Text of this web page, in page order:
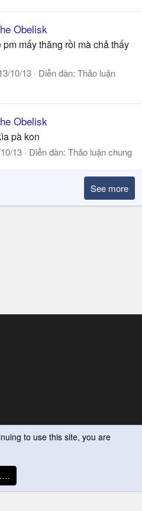
Obelisk
mấy thăng rồi mà chả thấy
10/13 Diễn đàn: Thảo luận
Obelisk
pà kon
13 Diễn đàn: Thảo luận chung
See more
to use this site, you are